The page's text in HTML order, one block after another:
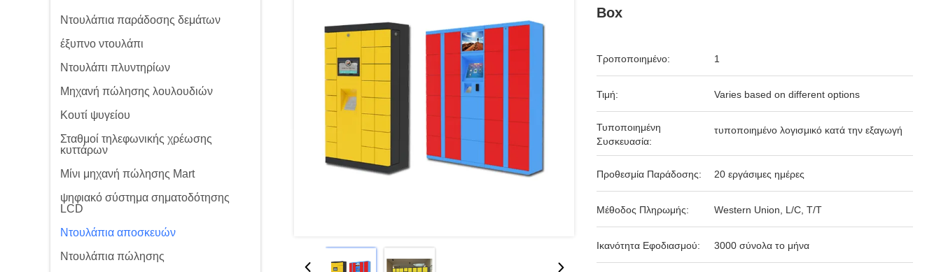
Ντουλάπια παράδοσης δεμάτων
έξυπνο ντουλάπι
Ντουλάπι πλυντηρίων
Μηχανή πώλησης λουλουδιών
Κουτί ψυγείου
Σταθμοί τηλεφωνικής χρέωσης
κυττάρων
Μίνι μηχανή πώλησης Mart
ψηφιακό σύστημα σηματοδότησης
LCD
Ντουλάπια αποσκευών
Ντουλάπια πώλησης
Box
Τροποποιημένο: 1
Τιμή: Varies based on different options
Τυποποιημένη
Συσκευασία:
τυποποιημένο λογισμικό κατά την εξαγωγή
Προθεσμία Παράδοσης: 20 εργάσιμες ημέρες
Μέθοδος Πληρωμής: Western Union, L/C, T/T
Ικανότητα Εφοδιασμού: 3000 σύνολα το μήνα